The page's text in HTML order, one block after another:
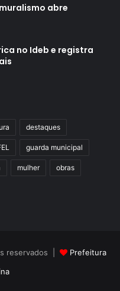
abre
no Ideb e registra
destaques
guarda municipal
mulher obras
reservados |
Prefeitura